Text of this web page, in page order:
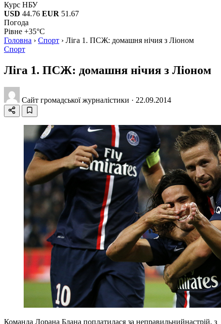
Курс НБУ
USD 44.76 EUR 51.67
Погода
Рівне +35°C
Головна › Спорт › Ліга 1. ПСЖ: домашня нічия з Ліоном
Спорт
Ліга 1. ПСЖ: домашня нічия з Ліоном
Сайт громадської журналістики · 22.09.2014
Команда Лорана Блана поплатилася за неправильнийнастрій, з